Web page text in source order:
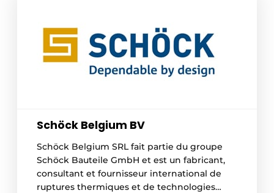
Schöck Belgium BV
Schöck Belgium SRL fait partie du groupe
Schöck Bauteile GmbH et est un fabricant,
consultant et fournisseur international de
ruptures thermiques et de technologies